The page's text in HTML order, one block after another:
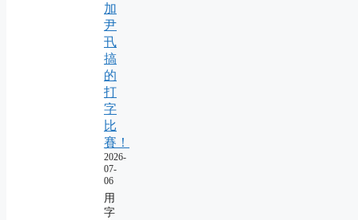
加
尹
卂
搞
的
打
字
比
賽！
2026-
07-
06
用
字